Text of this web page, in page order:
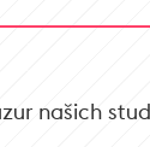
našich